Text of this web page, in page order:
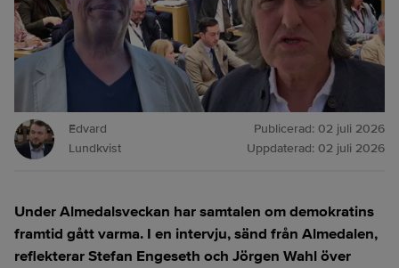
Edvard
Lundkvist
Publicerad: 02 juli 2026
Uppdaterad: 02 juli 2026
Under Almedalsveckan har samtalen om demokratins
framtid gått varma. I en intervju, sänd från Almedalen,
reflekterar Stefan Engeseth och Jörgen Wahl över